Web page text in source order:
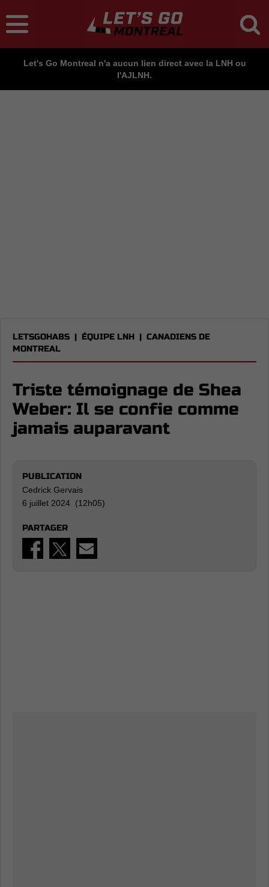
Let's Go Montreal n'a aucun lien direct avec la LNH ou
l'AJLNH.
LETSGOHABS | ÉQUIPE LNH | CANADIENS DE
MONTREAL
Triste témoignage de Shea
Weber: Il se confie comme
jamais auparavant
PUBLICATION
Cedrick Gervais
6 juillet 2024 (12h05)
PARTAGER